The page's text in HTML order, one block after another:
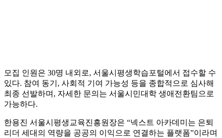
모집 인원은 30명 내외로, 서울시평생학습포털에서 접수할 수
있다. 참여 동기, 사회적 기여 가능성 등을 종합적으로 심사해
최종 선발하며, 자세한 문의는 서울시민대학 생애전환팀으로
가능하다.
한용진 서울시평생교육진흥원장은 “넥스트 아카데미는 은퇴
리더 세대의 역량을 공공의 이익으로 연결하는 플랫폼”이라며